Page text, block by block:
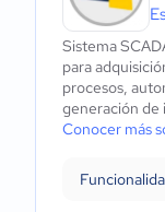
Sistema
para
procesos,
generación de
Conocer más